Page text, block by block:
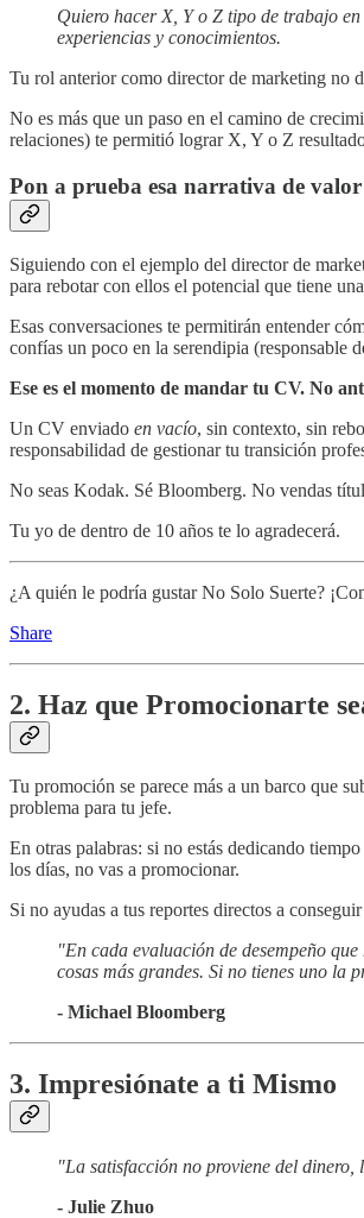
Quiero hacer X, Y o Z tipo de trabajo
experiencias y conocimientos.
Tu rol anterior como director de marketing no
No es más que un paso en el camino de
relaciones) te permitió lograr X, Y o Z
Pon a prueba esa narrativa de
Siguiendo con el ejemplo del director de
para rebotar con ellos el potencial que tiene
Esas conversaciones te permitirán entender
confías un poco en la serendipia (responsable
Ese es el momento de mandar tu CV. No
Un CV enviado en vacío, sin contexto, sin
responsabilidad de gestionar tu transición
No seas Kodak. Sé Bloomberg. No vendas
Tu yo de dentro de 10 años te lo agradecerá.
¿A quién le podría gustar No Solo Suerte?
Share
2. Haz que Promocionarte
Tu promoción se parece más a un barco que
problema para tu jefe.
En otras palabras: si no estás dedicando
los días, no vas a promocionar.
Si no ayudas a tus reportes directos a
"En cada evaluación de desempeño
cosas más grandes. Si no tienes uno la
- Michael Bloomberg
3. Impresiónate a ti Mismo
"La satisfacción no proviene del dinero,
- Julie Zhuo